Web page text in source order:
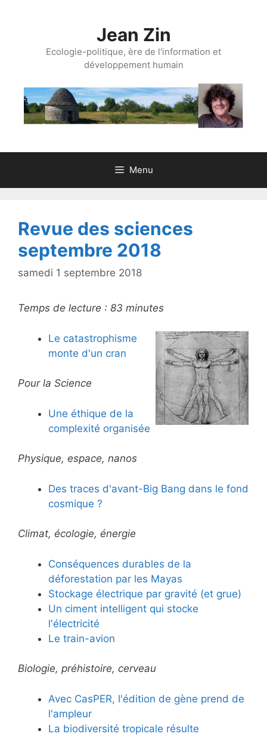
Jean Zin
Ecologie-politique, ère de l'information et
développement humain
Menu
Revue des sciences
septembre 2018
samedi 1 septembre 2018
Temps de lecture : 83 minutes
Le catastrophisme
monte d'un cran
Pour la Science
Une éthique de la
complexité organisée
Physique, espace, nanos
Des traces d'avant-Big Bang dans le fond
cosmique ?
Climat, écologie, énergie
Conséquences durables de la
déforestation par les Mayas
Stockage électrique par gravité (et grue)
Un ciment intelligent qui stocke
l'électricité
Le train-avion
Biologie, préhistoire, cerveau
Avec CasPER, l'édition de gène prend de
l'ampleur
La biodiversité tropicale résulte